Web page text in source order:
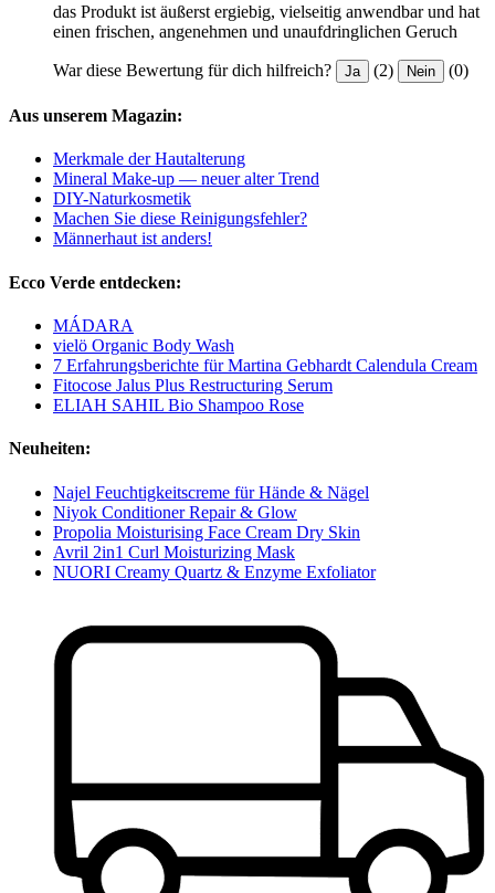
das Produkt ist äußerst ergiebig, vielseitig anwendbar und hat
einen frischen, angenehmen und unaufdringlichen Geruch
War diese Bewertung für dich hilfreich? Ja (2) Nein (0)
Aus unserem Magazin:
Merkmale der Hautalterung
Mineral Make-up — neuer alter Trend
DIY-Naturkosmetik
Machen Sie diese Reinigungsfehler?
Männerhaut ist anders!
Ecco Verde entdecken:
MÁDARA
vielö Organic Body Wash
7 Erfahrungsberichte für Martina Gebhardt Calendula Cream
Fitocose Jalus Plus Restructuring Serum
ELIAH SAHIL Bio Shampoo Rose
Neuheiten:
Najel Feuchtigkeitscreme für Hände & Nägel
Niyok Conditioner Repair & Glow
Propolia Moisturising Face Cream Dry Skin
Avril 2in1 Curl Moisturizing Mask
NUORI Creamy Quartz & Enzyme Exfoliator